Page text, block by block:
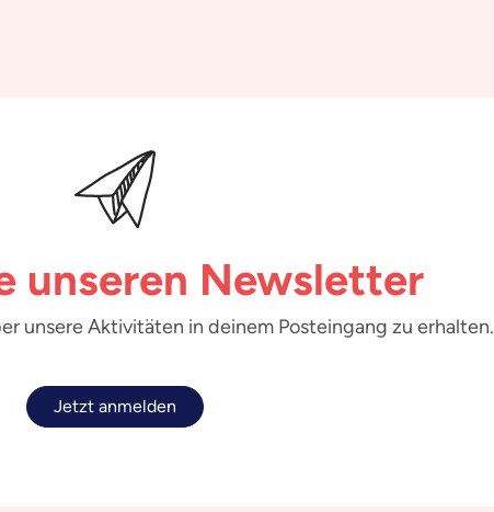
unseren Newsletter
unsere Aktivitäten in deinem Posteingang zu erhalten.
Jetzt anmelden